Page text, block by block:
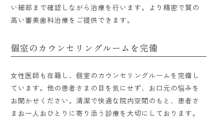
い細部まで確認しながら治療を行います。より精密で質の
高い審美歯科治療をご提供できます。
個室のカウンセリングルームを完備
女性医師も在籍し、個室のカウンセリングルームを完備し
ています。他の患者さまの目を気にせず、お口元の悩みを
お聞かせください。清潔で快適な院内空間のもと、患者さ
まお一人おひとりに寄り添う診療を大切にしております。